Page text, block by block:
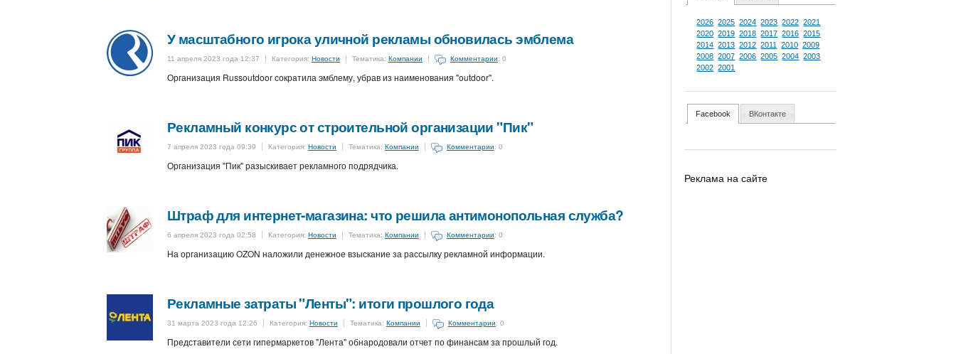
2026 2025 2024 2023 2022 2021
2020 2019 2018 2017 2016 2015
2014 2013 2012 2011 2010 2009
2008 2007 2006 2005 2004 2003
2002 2001
Facebook ВКонтакте
Реклама на сайте
У масштабного игрока уличной рекламы обновилась эмблема
11 апреля 2023 года 12:37 Категория: Новости Тематика: Компании Комментарии: 0
Организация Russoutdoor сократила эмблему, убрав из наименования "outdoor".
Рекламный конкурс от строительной организации "Пик"
7 апреля 2023 года 09:39 Категория: Новости Тематика: Компании Комментарии: 0
Организация "Пик" разыскивает рекламного подрядчика.
Штраф для интернет-магазина: что решила антимонопольная служба?
6 апреля 2023 года 02:58 Категория: Новости Тематика: Компании Комментарии: 0
На организацию OZON наложили денежное взыскание за рассылку рекламной информации.
Рекламные затраты "Ленты": итоги прошлого года
31 марта 2023 года 12:26 Категория: Новости Тематика: Компании Комментарии: 0
Представители сети гипермаркетов "Лента" обнародовали отчет по финансам за прошлый год.